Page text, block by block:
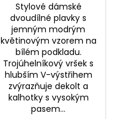
Stylové dámské
dvoudílné plavky s
jemným modrým
květinovým vzorem na
bílém podkladu.
Trojúhelníkový vršek s
hlubším V-výstřihem
zvýrazňuje dekolt a
kalhotky s vysokým
pasem...